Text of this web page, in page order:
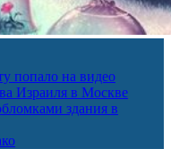
попало на видео
Израиля в Москве
здания в